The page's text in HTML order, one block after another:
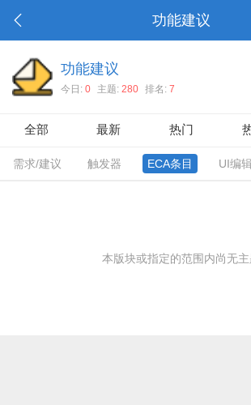
功能建议
功能建议
今日: 0 主题: 280 排名: 7
全部 最新 热门
需求/建议 触发器 ECA条目 UI编
本版块或指定的范围内尚无主